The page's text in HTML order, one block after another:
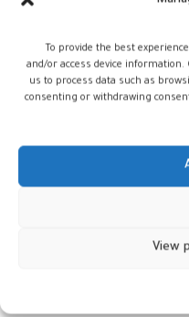
To provide the best
and/or access device
us to process data such as
consenting or withdrawing
View
والثقافي، مذكرا
الملكي للثقافة
بالثقافة واللغة
اليونسكو بالرباط
فالت، أن منظمة
الدولي للغة الأم